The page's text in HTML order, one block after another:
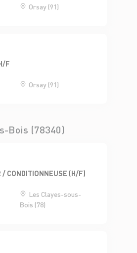
Orsay (91)
F
Orsay (91)
Bois (78340)
/ CONDITIONNEUSE (H/F)
Les Clayes-sous-
Bois (78)